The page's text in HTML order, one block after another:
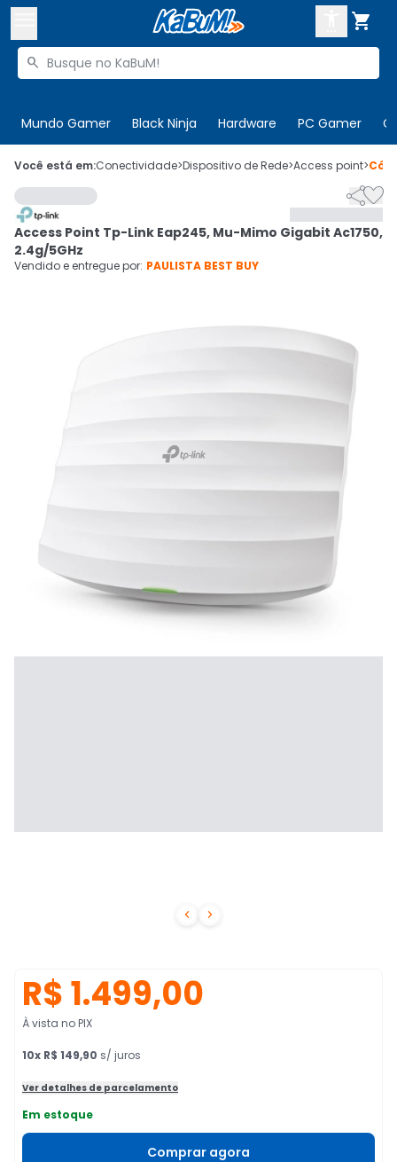

Buscar produtos

Mundo Gamer Black Ninja Hardware PC Gamer
 Olá. Acesse sua conta
 Departamentos
Cupons
CADASTRE-SE
Você está em:Conectividade>Dispositivo de Rede>Access point>
 

Access Point Tp-Link Eap245, Mu-Mimo Gigabit Ac1750,
2.4g/5GHz
Vendido e entregue por: PAULISTA BEST BUY
R$ 1.499,00
À vista no PIX
10x R$ 149,90 s/ juros
Ver detalhes de parcelamento
Em estoque
Comprar agora